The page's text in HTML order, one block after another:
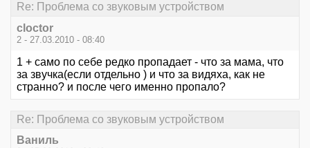
Re: Проблема со звуковым устройством
cloctor
2 - 27.03.2010 - 08:40
1 + само по себе редко пропадает - что за мама, что
за звучка(если отдельно ) и что за видяха, как не
странно? и после чего именно пропало?
Re: Проблема со звуковым устройством
Ваниль